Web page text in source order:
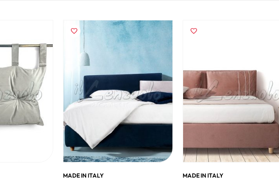
MADE IN ITALY MADE IN ITALY